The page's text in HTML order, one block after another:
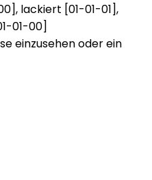
, lackiert [01-01-01],
01-00]
einzusehen oder ein